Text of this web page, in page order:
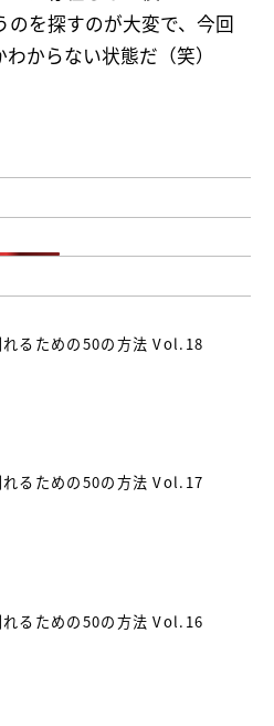
のを探すのが大変で、今回
からない状態だ（笑）
れるための50の方法 Vol.18
れるための50の方法 Vol.17
れるための50の方法 Vol.16